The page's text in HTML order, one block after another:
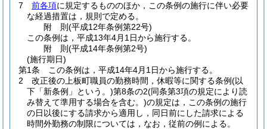
7
前各項に規定するもののほか，この条例の施行に伴い必要
な経過措置は，規則で定める。
附 則(平成12年条例第22号)
この条例は，平成13年4月1日から施行する。
附 則(平成14年条例第2号)
(施行期日)
第1条
この条例は，平成14年4月1日から施行する。
2
改正後の上板町職員の勤務時間，休暇等に関する条例(以
下「新条例」という。)第8条の2(同条第3項の規定により読
み替えて準用する場合を含む。)の規定は，この条例の施行
の日以後にする請求から適用し，同日前にした請求による
時間外勤務の制限については，なお，従前の例による。